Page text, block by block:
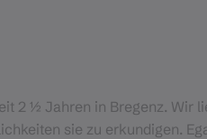
2 ½ Jahren in Bregenz. Wir
sie zu erkundigen.